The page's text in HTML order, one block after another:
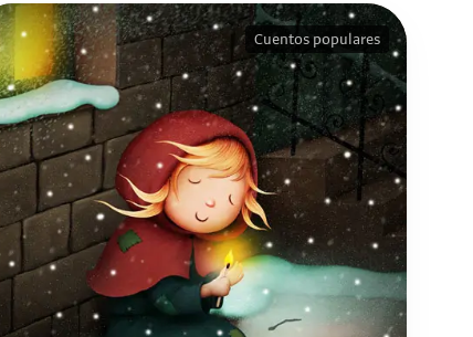
Cuentos populares